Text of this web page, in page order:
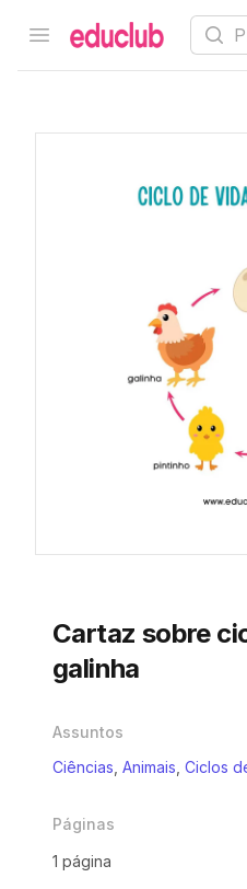
Open menu
Educlub
Cartaz sobre
galinha
Assuntos
Ciências Animais Ciclos
Páginas
1 página